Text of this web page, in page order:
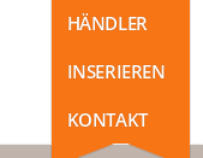
HÄNDLER
INSERIEREN
KONTAKT